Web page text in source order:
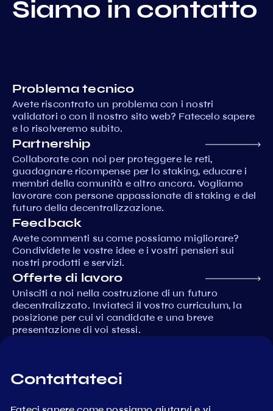
Siamo in contatto
Problema tecnico
Avete riscontrato un problema con i nostri
validatori o con il nostro sito web? Fatecelo sapere
e lo risolveremo subito.
Partnership
Collaborate con noi per proteggere le reti,
guadagnare ricompense per lo staking, educare i
membri della comunità e altro ancora. Vogliamo
lavorare con persone appassionate di staking e del
futuro della decentralizzazione.
Feedback
Avete commenti su come possiamo migliorare?
Condividete le vostre idee e i vostri pensieri sui
nostri prodotti e servizi.
Offerte di lavoro
Unisciti a noi nella costruzione di un futuro
decentralizzato. Inviateci il vostro curriculum, la
posizione per cui vi candidate e una breve
presentazione di voi stessi.
Contattateci